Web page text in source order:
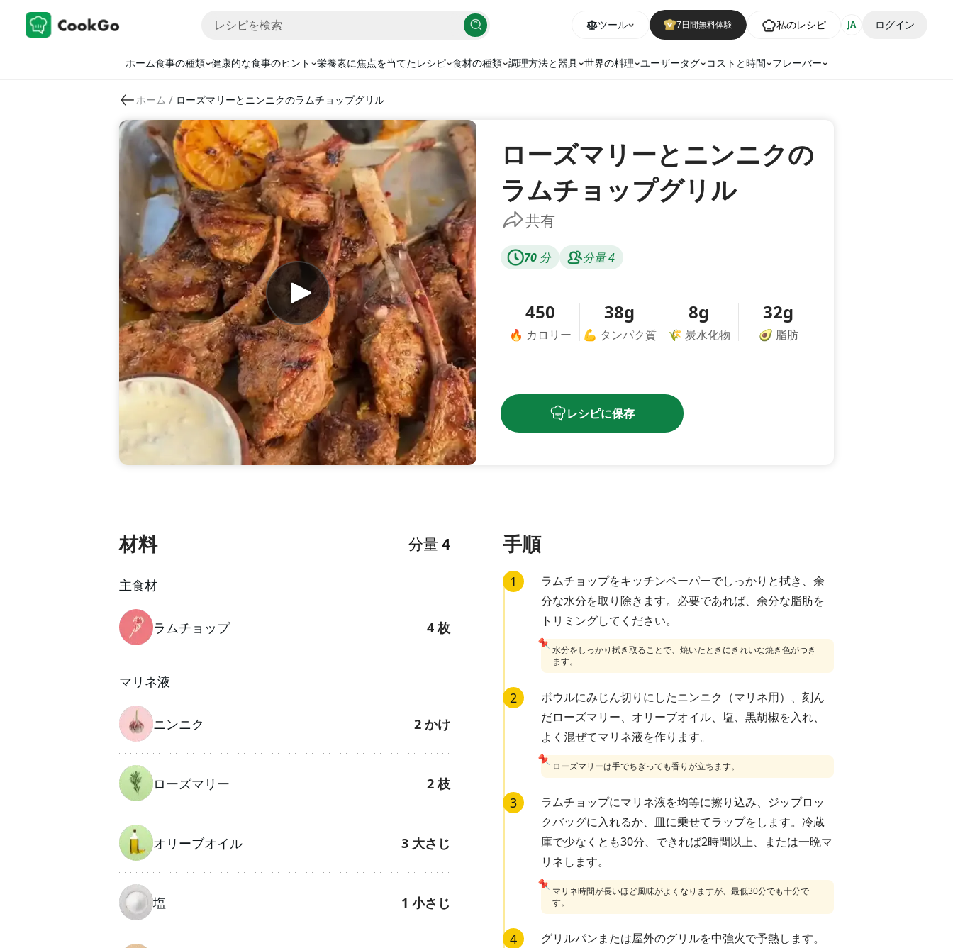
ツール 7日間無料体験 私のレシピ JA ログイン
ホーム食事の種類 健康的な食事のヒント 栄養素に焦点を当てたレシピ 食材の種類 調理方法と器具 世界の料理 ユーザータグ コストと時間 フレーバー
ホーム / ローズマリーとニンニクのラムチョップグリル
ローズマリーとニンニクの
ラムチョップグリル
共有
70 分 分量 4
450
🔥 カロリー
38g
💪 タンパク質
8g
🌾 炭水化物
32g
🥑 脂肪
レシピに保存
材料 分量 4
主食材
ラムチョップ 4 枚
マリネ液
ニンニク 2 かけ
ローズマリー 2 枝
オリーブオイル 3 大さじ
塩 1 小さじ
手順
1
ラムチョップをキッチンペーパーでしっかりと拭き、余
分な水分を取り除きます。必要であれば、余分な脂肪を
トリミングしてください。
水分をしっかり拭き取ることで、焼いたときにきれいな焼き色がつき
ます。
📌
2
ボウルにみじん切りにしたニンニク（マリネ用）、刻ん
だローズマリー、オリーブオイル、塩、黒胡椒を入れ、
よく混ぜてマリネ液を作ります。
ローズマリーは手でちぎっても香りが立ちます。
📌
3
ラムチョップにマリネ液を均等に擦り込み、ジップロッ
クバッグに入れるか、皿に乗せてラップをします。冷蔵
庫で少なくとも30分、できれば2時間以上、または一晩マ
リネします。
マリネ時間が長いほど風味がよくなりますが、最低30分でも十分で
す。
📌
4
グリルパンまたは屋外のグリルを中強火で予熱します。